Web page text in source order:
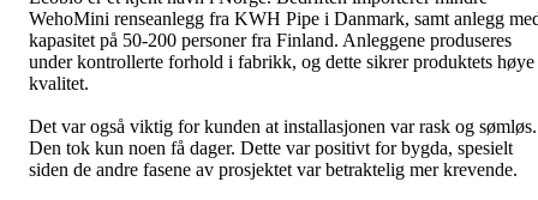
WehoMini renseanlegg fra KWH Pipe i Danmark, samt anlegg
kapasitet på 50-200 personer fra Finland. Anleggene produseres
under kontrollerte forhold i fabrikk, og dette sikrer produktets høye
kvalitet.
Det var også viktig for kunden at installasjonen var rask og sømløs.
Den tok kun noen få dager. Dette var positivt for bygda, spesielt
siden de andre fasene av prosjektet var betraktelig mer krevende.